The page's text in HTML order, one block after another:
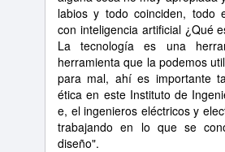
labios y todo coinciden, todo
con inteligencia artificial ¿Qué
La tecnología es una
herramienta que la podemos
para mal, ahí es importante
ética en este Instituto de
e, el ingenieros eléctricos y
trabajando en lo que se
diseño".